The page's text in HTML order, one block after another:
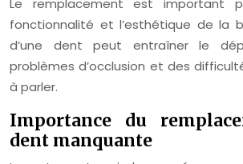
Le remplacement est important
fonctionnalité et l’esthétique de la
d’une dent peut entraîner le
problèmes d’occlusion et des
à parler.
Importance du
dent manquante